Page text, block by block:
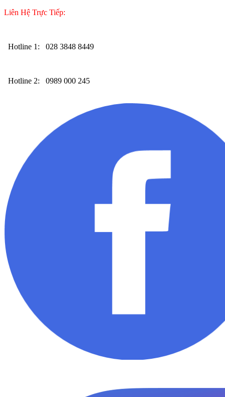
Liên Hệ Trực Tiếp:
Hotline 1: 028 3848 8449
Hotline 2: 0989 000 245